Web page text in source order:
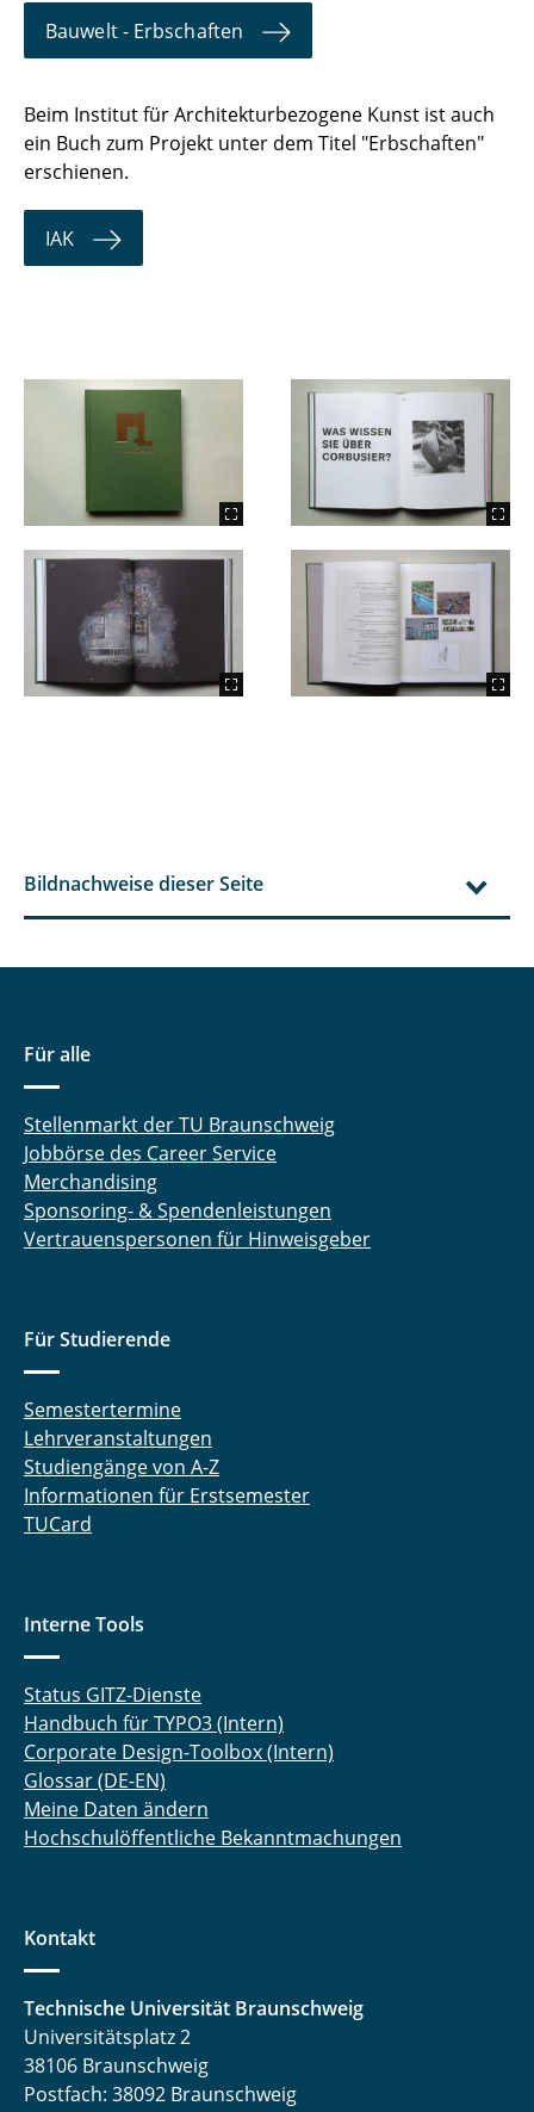
Bauwelt - Erbschaften
Beim Institut für Architekturbezogene Kunst ist auch
ein Buch zum Projekt unter dem Titel "Erbschaften"
erschienen.
IAK
Bildnachweise dieser Seite
Für alle
Stellenmarkt der TU Braunschweig
Jobbörse des Career Service
Merchandising
Sponsoring- & Spendenleistungen
Vertrauenspersonen für Hinweisgeber
Für Studierende
Semestertermine
Lehrveranstaltungen
Studiengänge von A-Z
Informationen für Erstsemester
TUCard
Interne Tools
Status GITZ-Dienste
Handbuch für TYPO3 (Intern)
Corporate Design-Toolbox (Intern)
Glossar (DE-EN)
Meine Daten ändern
Hochschulöffentliche Bekanntmachungen
Kontakt
Technische Universität Braunschweig
Universitätsplatz 2
38106 Braunschweig
Postfach: 38092 Braunschweig